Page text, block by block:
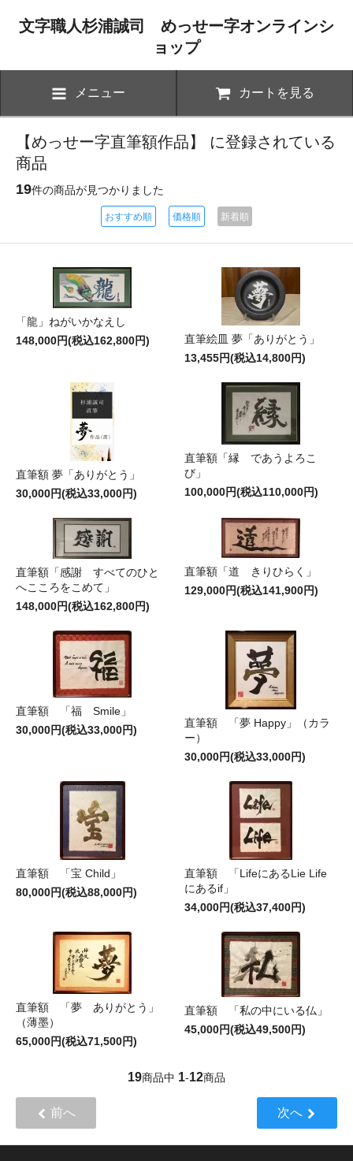
文字職人杉浦誠司 めっせー字オンラインシ
ョップ
メニュー カートを見る
【めっせー字直筆額作品】 に登録されている
商品
19件の商品が見つかりました
おすすめ順 価格順 新着順
「龍」ねがいかなえし
148,000円(税込162,800円)
直筆絵皿 夢「ありがとう」
13,455円(税込14,800円)
直筆額 夢「ありがとう」
30,000円(税込33,000円)
直筆額「縁 であうよろこ
び」
100,000円(税込110,000円)
直筆額「感謝 すべてのひと
へこころをこめて」
148,000円(税込162,800円)
直筆額「道 きりひらく」
129,000円(税込141,900円)
直筆額 「福 Smile」
30,000円(税込33,000円)
直筆額 「夢 Happy」（カラ
ー）
30,000円(税込33,000円)
直筆額 「宝 Child」
80,000円(税込88,000円)
直筆額 「LifeにあるLie Life
にあるif」
34,000円(税込37,400円)
直筆額 「夢 ありがとう」
（薄墨）
65,000円(税込71,500円)
直筆額 「私の中にいる仏」
45,000円(税込49,500円)
19商品中 1-12商品
前へ 次へ